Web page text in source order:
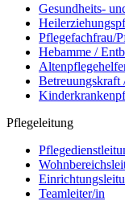
Gesundheits-
Pflegefachfrau/
Hebamme /
Betreuungskraft
Pflegeleitung
Teamleiter/in